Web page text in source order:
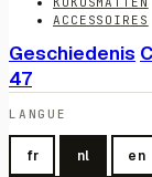
ACCESSOIRES
Geschiedenis
47
LANGUE
fr nl en